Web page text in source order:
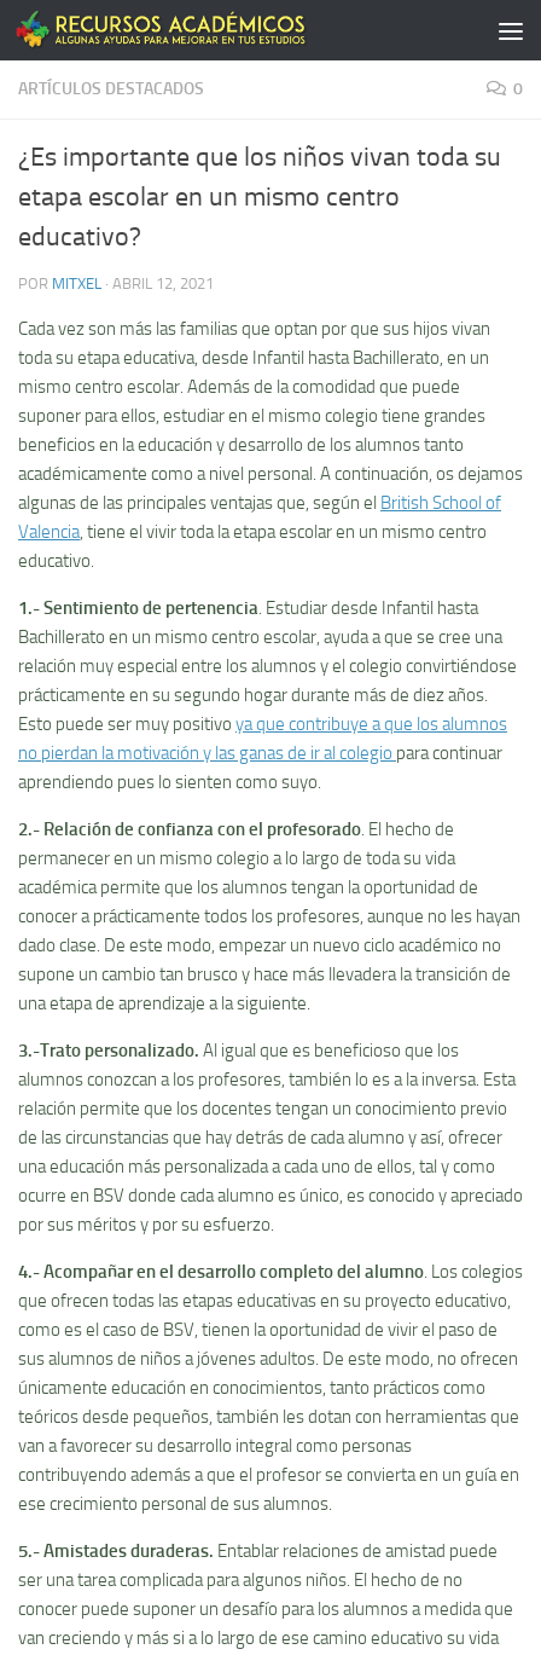
Saltar al contenido
ARTÍCULOS DESTACADOS 0
¿Es importante que los niños vivan toda su
etapa escolar en un mismo centro
educativo?
POR MITXEL · ABRIL 12, 2021
Cada vez son más las familias que optan por que sus hijos vivan
toda su etapa educativa, desde Infantil hasta Bachillerato, en un
mismo centro escolar. Además de la comodidad que puede
suponer para ellos, estudiar en el mismo colegio tiene grandes
beneficios en la educación y desarrollo de los alumnos tanto
académicamente como a nivel personal. A continuación, os dejamos
algunas de las principales ventajas que, según el British School of
Valencia, tiene el vivir toda la etapa escolar en un mismo centro
educativo.
1.-Sentimiento de pertenencia. Estudiar desde Infantil hasta
Bachillerato en un mismo centro escolar, ayuda a que se cree una
relación muy especial entre los alumnos y el colegio convirtiéndose
prácticamente en su segundo hogar durante más de diez años.
Esto puede ser muy positivo ya que contribuye a que los alumnos
no pierdan la motivación y las ganas de ir al colegio para continuar
aprendiendo pues lo sienten como suyo.
2.- Relación de confianza con el profesorado. El hecho de
permanecer en un mismo colegio a lo largo de toda su vida
académica permite que los alumnos tengan la oportunidad de
conocer a prácticamente todos los profesores, aunque no les hayan
dado clase. De este modo, empezar un nuevo ciclo académico no
supone un cambio tan brusco y hace más llevadera la transición de
una etapa de aprendizaje a la siguiente.
3.-Trato personalizado. Al igual que es beneficioso que los
alumnos conozcan a los profesores, también lo es a la inversa. Esta
relación permite que los docentes tengan un conocimiento previo
de las circunstancias que hay detrás de cada alumno y así, ofrecer
una educación más personalizada a cada uno de ellos, tal y como
ocurre en BSV donde cada alumno es único, es conocido y apreciado
por sus méritos y por su esfuerzo.
4.- Acompañar en el desarrollo completo del alumno. Los colegios
que ofrecen todas las etapas educativas en su proyecto educativo,
como es el caso de BSV, tienen la oportunidad de vivir el paso de
sus alumnos de niños a jóvenes adultos. De este modo, no ofrecen
únicamente educación en conocimientos, tanto prácticos como
teóricos desde pequeños, también les dotan con herramientas que
van a favorecer su desarrollo integral como personas
contribuyendo además a que el profesor se convierta en un guía en
ese crecimiento personal de sus alumnos.
5.- Amistades duraderas. Entablar relaciones de amistad puede
ser una tarea complicada para algunos niños. El hecho de no
conocer puede suponer un desafío para los alumnos a medida que
van creciendo y más si a lo largo de ese camino educativo su vida